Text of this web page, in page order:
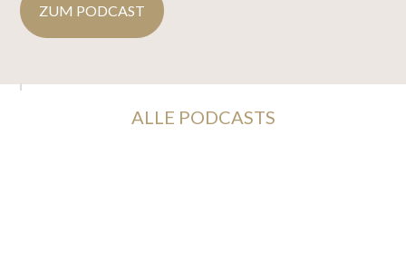
ZUM PODCAST
ALLE PODCASTS